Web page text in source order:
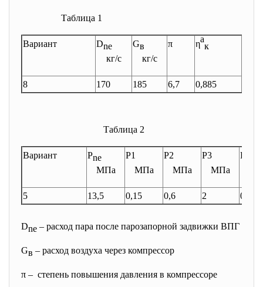
Таблица 1
Вариант Dne
кг/с
Gв
кг/с
π ηа
к
8 170 185 6,7 0,885
Таблица 2
Вариант Рne
МПа
Р1
МПа
Р2
МПа
Р3
МПа
Р
5 13,5 0,15 0,6 2
Dne – расход пара после парозапорной задвижки ВПГ
Gв – расход воздуха через компрессор
π – степень повышения давления в компрессоре